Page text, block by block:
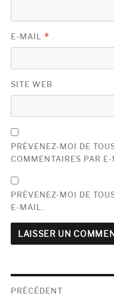
E-MAIL *
SITE WEB
PRÉVENEZ-MOI DE
COMMENTAIRES PAR
PRÉVENEZ-MOI DE
E-MAIL.
Navigation
PRÉCÉDENT